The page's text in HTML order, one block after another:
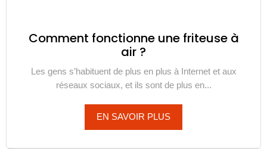
Comment fonctionne une friteuse à
air ?
Les gens s’habituent de plus en plus à Internet et aux
réseaux sociaux, et ils sont de plus en...
EN SAVOIR PLUS